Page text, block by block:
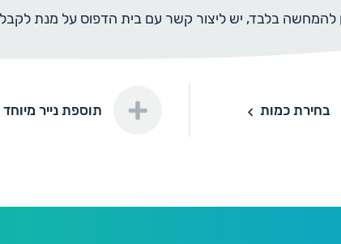
להמחשה בלבד, יש ליצור קשר עם בית הדפוס על מנת
בחירת כמות תוספת נייר מיוחדתוספת נייר מיוחד